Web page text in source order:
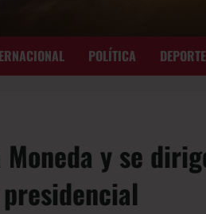
POLÍTICA DEPORTE
y se